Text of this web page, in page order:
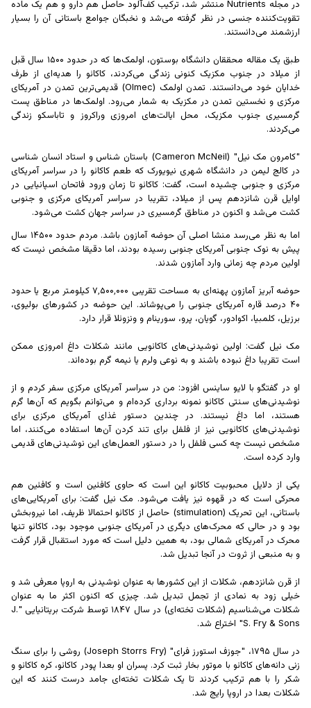
در مجله Nutrients منتشر شد، ترکیب کف‌آلود حاصل هم دارو و هم یک ماده
تقویت‌کننده جنسی در نظر گرفته می‌شد و نخبگان جوامع باستانی آن را بسیار
ارزشمند می‌دانستند.
طبق یک مقاله محققان دانشگاه بوستون، اولمک‌ها که در حدود ۱۵۰۰ سال قبل
از میلاد در جنوب مکزیک کنونی زندگی می‌کردند، کاکائو را هدیه‌ای از طرف
خدایان خود می‌دانستند. تمدن اولمک (Olmec) قدیمی‌ترین تمدن در آمریکای
مرکزی و نخستین تمدن در مکزیک به شمار می‌رود. اولمک‌ها در مناطق پست
گرمسیری جنوب مکزیک، محل ایالت‌های امروزی وراکروز و تاباسکو زندگی
می‌کردند.
"کامرون مک نیل" (Cameron McNeil) باستان شناس و استاد انسان شناسی
در کالج لیمن در دانشگاه شهری نیویورک که طعم کاکائو را در سراسر آمریکای
مرکزی و جنوبی چشیده است، گفت: کاکائو تا زمان ورود فاتحان اسپانیایی در
اوایل قرن شانزدهم پس از میلاد، تقریبا در سراسر آمریکای مرکزی و جنوبی
کشت می‌شد و اکنون در مناطق گرمسیری در سراسر جهان کشت می‌شود.
اما به نظر می‌رسد منشا اصلی آن حوضه آمازون باشد. مردم حدود ۱۴۵۰۰ سال
پیش به نوک جنوبی آمریکای جنوبی رسیده بودند، اما دقیقا مشخص نیست که
اولین مردم چه زمانی وارد آمازون شدند.
حوضه آبریز آمازون پهنه‌ای به مساحت تقریبی ۷٬۵۰۰٬۰۰۰ کیلومتر مربع یا حدود
۴۰ درصد قاره آمریکای جنوبی را می‌پوشاند. این حوضه در کشور‌های بولیوی،
برزیل، کلمبیا، اکوادور، گویان، پرو، سورینام و ونزوئلا قرار دارد.
مک نیل گفت: اولین نوشیدنی‌های کاکائویی مانند شکلات داغ امروزی ممکن
است تقریبا داغ نبوده باشند و به نوعی ولرم یا نیمه گرم بوده‌اند.
او در گفتگو با لایو ساینس افزود: من در سراسر آمریکای مرکزی سفر کردم و از
نوشیدنی‌های سنتی کاکائو نمونه برداری کرده‌ام و می‌توانم بگویم که آن‌ها گرم
هستند، اما داغ نیستند. در چندین دستور غذای آمریکای مرکزی برای
نوشیدنی‌های کاکائویی نیز از فلفل برای تند کردن آن‌ها استفاده می‌کنند، اما
مشخص نیست چه کسی فلفل را در دستور العمل‌های این نوشیدنی‌های قدیمی
وارد کرده است.
یکی از دلایل محبوبیت کاکائو این است که حاوی کافئین است و کافئین هم
محرکی است که در قهوه نیز یافت می‌شود. مک نیل گفت: برای آمریکایی‌های
باستانی، این تحریک (stimulation) حاصل از کاکائو احتمالا ظریف، اما نیروبخش
بود و در حالی که محرک‌های دیگری در آمریکای جنوبی موجود بود، کاکائو تنها
محرک در آمریکای شمالی بود، به همین دلیل است که مورد استقبال قرار گرفت
و به منبعی از ثروت در آنجا تبدیل شد.
از قرن شانزدهم، شکلات از این کشور‌ها به عنوان نوشیدنی به اروپا معرفی شد و
خیلی زود به نمادی از تجمل تبدیل شد. چیزی که اکنون اکثر ما به عنوان
شکلات می‌شناسیم (شکلات تخته‌ای) در سال ۱۸۴۷ توسط شرکت بریتانیایی "J.
S. Fry & Sons" اختراع شد.
در سال ۱۷۹۵، "جوزف استورز فرای" (Joseph Storrs Fry) روشی را برای سنگ
زنی دانه‌های کاکائو با موتور بخار ثبت کرد. پسران او بعدا پودر کاکائو، کره کاکائو و
شکر را با هم ترکیب کردند تا یک شکلات تخته‌ای جامد درست کنند که این
شکلات بعدا در اروپا رایج شد.